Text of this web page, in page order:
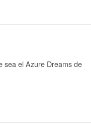
sea el Azure Dreams de